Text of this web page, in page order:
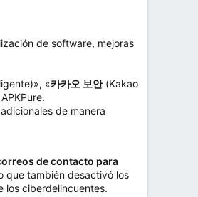
de software, mejoras
«카카오 보안(Kakao
de manera
de contacto para
que también desactivó los
los ciberdelincuentes.